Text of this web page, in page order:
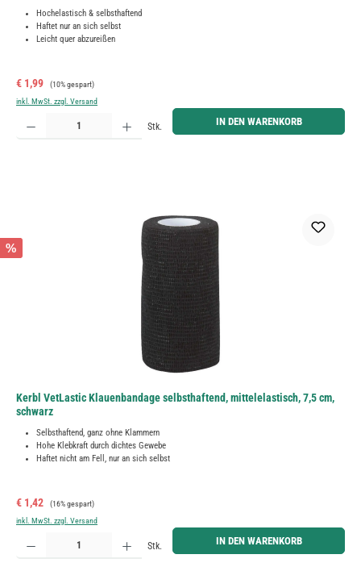
Hochelastisch & selbsthaftend
Haftet nur an sich selbst
Leicht quer abzureißen
Verkaufspreis:
€ 1,99 Regulärer Preis:
(10% gespart)
inkl. MwSt. zzgl. Versand
Produkt Anzahl: Gib den gewünschten Wert ein oder benutze die Schaltflächen um die Anzahl zu
Stk. IN DEN WARENKORB
%
Kerbl VetLastic Klauenbandage selbsthaftend, mittelelastisch, 7,5 cm,
schwarz
Selbsthaftend, ganz ohne Klammern
Hohe Klebkraft durch dichtes Gewebe
Haftet nicht am Fell, nur an sich selbst
Verkaufspreis:
€ 1,42 Regulärer Preis:
(16% gespart)
inkl. MwSt. zzgl. Versand
Produkt Anzahl: Gib den gewünschten Wert ein oder benutze die Schaltflächen um die Anzahl zu
Stk. IN DEN WARENKORB